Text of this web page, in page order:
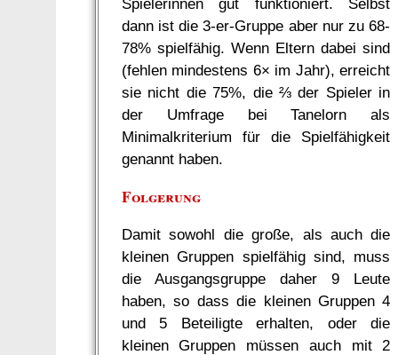
dann ist die 3-er-Gruppe aber nur zu 68-
78% spielfähig. Wenn Eltern dabei sind
(fehlen mindestens 6× im Jahr), erreicht
sie nicht die 75%, die ⅔ der Spieler in
der Umfrage bei Tanelorn als
Minimalkriterium für die Spielfähigkeit
genannt haben.
Folgerung
Damit sowohl die große, als auch die
kleinen Gruppen spielfähig sind, muss
die Ausgangsgruppe daher 9 Leute
haben, so dass die kleinen Gruppen 4
und 5 Beteiligte erhalten, oder die
kleinen Gruppen müssen auch mit 2